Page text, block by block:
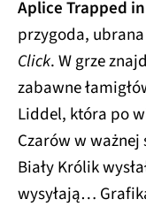
Aplice Trapped
przygoda,
Click. W grze
zabawne
Liddel, która po
Czarów w
Biały Królik
wysyłają…